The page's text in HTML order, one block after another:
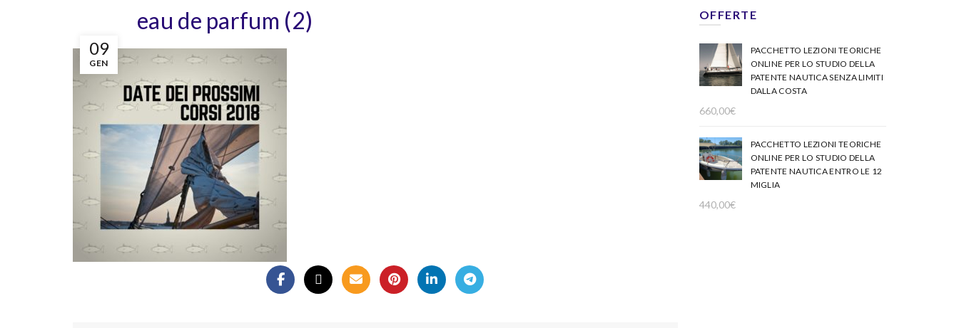
09
GEN
eau de parfum (2) OFFERTE
PACCHETTO LEZIONI TEORICHE
ONLINE PER LO STUDIO DELLA
PATENTE NAUTICA SENZA LIMITI
DALLA COSTA
660,00€
PACCHETTO LEZIONI TEORICHE
ONLINE PER LO STUDIO DELLA
PATENTE NAUTICA ENTRO LE 12
MIGLIA
440,00€